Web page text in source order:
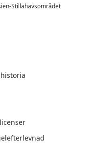
Stillahavsområdet